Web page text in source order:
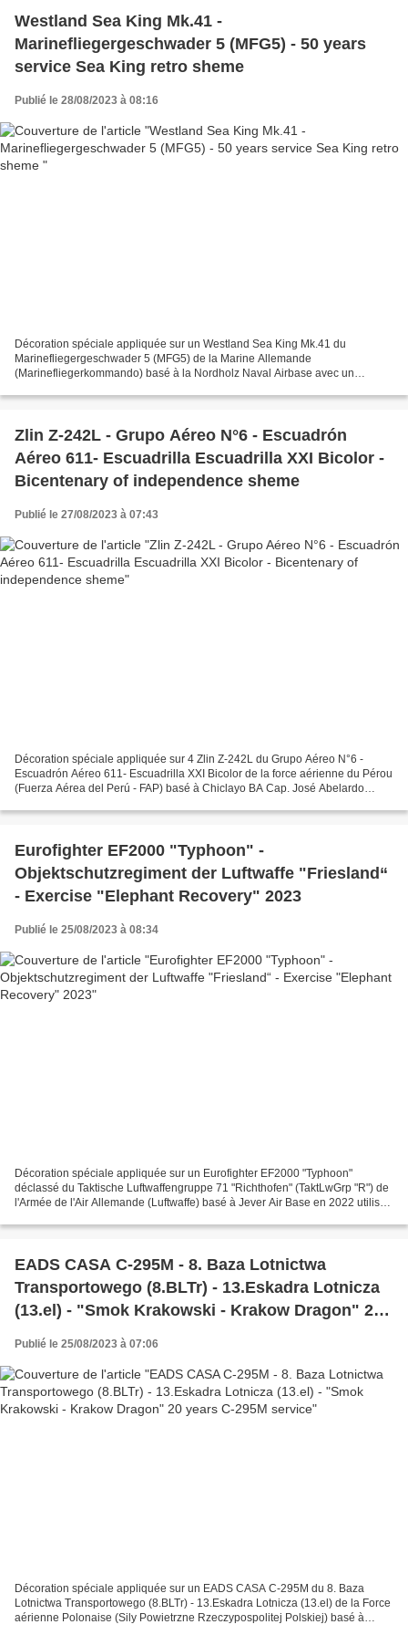
Westland Sea King Mk.41 -
Marinefliegergeschwader 5 (MFG5) - 50 years
service Sea King retro sheme
Publié le 28/08/2023 à 08:16
Décoration spéciale appliquée sur un Westland Sea King Mk.41 du
Marinefliegergeschwader 5 (MFG5) de la Marine Allemande
(Marinefliegerkommando) basé à la Nordholz Naval Airbase avec un
Zlin Z-242L - Grupo Aéreo N°6 - Escuadrón
Aéreo 611- Escuadrilla Escuadrilla XXI Bicolor -
Bicentenary of independence sheme
Publié le 27/08/2023 à 07:43
Décoration spéciale appliquée sur 4 Zlin Z-242L du Grupo Aéreo N°6 -
Escuadrón Aéreo 611- Escuadrilla XXI Bicolor de la force aérienne du Pérou
(Fuerza Aérea del Perú - FAP) basé à Chiclayo BA Cap. José Abelardo
Eurofighter EF2000 "Typhoon" -
Objektschutzregiment der Luftwaffe "Friesland“
- Exercise "Elephant Recovery" 2023
Publié le 25/08/2023 à 08:34
Décoration spéciale appliquée sur un Eurofighter EF2000 "Typhoon"
déclassé du Taktische Luftwaffengruppe 71 "Richthofen" (TaktLwGrp "R") de
l'Armée de l'Air Allemande (Luftwaffe) basé à Jever Air Base en 2022 utilisé
EADS CASA C-295M - 8. Baza Lotnictwa
Transportowego (8.BLTr) - 13.Eskadra Lotnicza
(13.el) - "Smok Krakowski - Krakow Dragon" 20
years C-295M service
Publié le 25/08/2023 à 07:06
Décoration spéciale appliquée sur un EADS CASA C-295M du 8. Baza
Lotnictwa Transportowego (8.BLTr) - 13.Eskadra Lotnicza (13.el) de la Force
aérienne Polonaise (Sily Powietrzne Rzeczypospolitej Polskiej) basé à